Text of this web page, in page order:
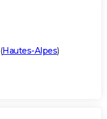
(Hautes-Alpes)